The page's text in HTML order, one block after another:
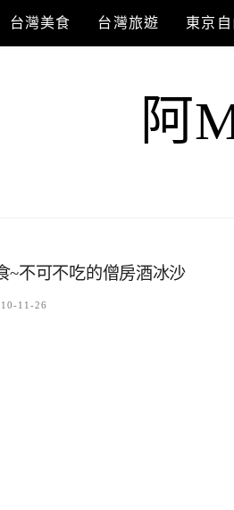
台灣美食 台灣旅遊 東京
阿
~不可不吃的僧房酒冰沙
11-26